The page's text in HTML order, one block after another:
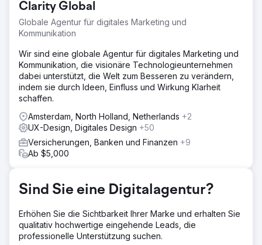
Drittanbietern verließ. Der nicht markenbezogene Verkehr
war gering und die Konversionsraten mussten verbessert
werden. Der Wettbewerb mit größeren
Besucher direkt auf die Website zu locken. Sie brauchten
eine Strategie, die sowohl die Sichtbarkeit als auch die
Direktbuchungen, insbesondere aus nicht
markenbezogenen Suchen, steigerte. Hier kamen wir mit
einer maßgeschneiderten SEO-Lösung ins Spiel.
Lösung
Wir implementierten eine umfassende SEO-Strategie, die
sich auf die Verbesserung der Sichtbarkeit bei
Suchanfragen ohne Markennamen konzentrierte. Durch
die Optimierung der technischen Aspekte der Website,
Schlüsselwörtern und den Aufbau hochwertiger Backlinks
erhöhten wir ihre Präsenz in Suchergebnissen der
datenbasiert die Benutzererfahrung und die
Konversionsraten. Dieser Ansatz verhalf dem Berliner
Fernsehturm zu einem höheren Ranking bei wichtigen
Clarity Global
Globale Agentur für digitales Marketing und
Kommunikation
Wir sind eine globale Agentur für digitales Marketing und
Kommunikation, die visionäre Technologieunternehmen
dabei unterstützt, die Welt zum Besseren zu verändern,
indem sie durch Ideen, Einfluss und Wirkung Klarheit
schaffen.
Amsterdam, North Holland, Netherlands +2
UX-Design, Digitales Design +50
Versicherungen, Banken und Finanzen +9
Ab $5,000
Sind Sie eine Digitalagentur?
Erhöhen Sie die Sichtbarkeit Ihrer Marke und erhalten Sie
qualitativ hochwertige eingehende Leads, die
professionelle Unterstützung suchen.